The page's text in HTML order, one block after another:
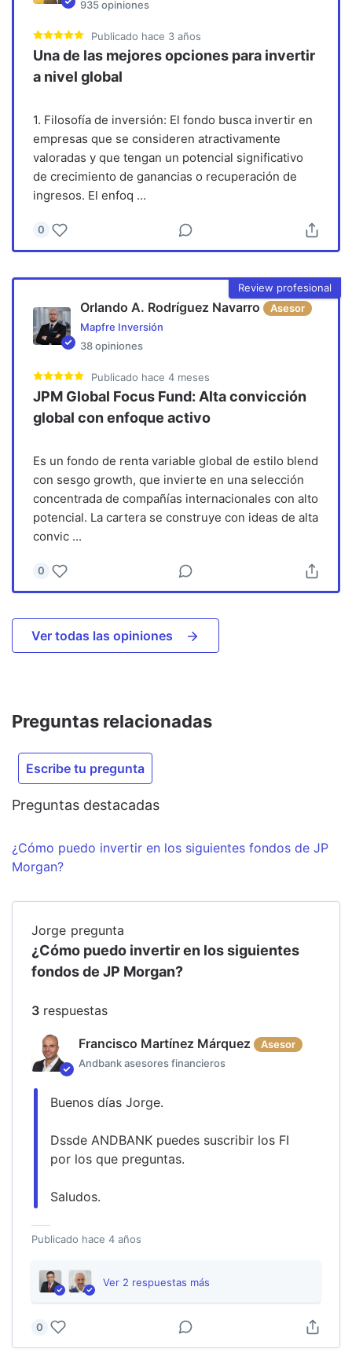
935 opiniones
Publicado hace 3 años
Una de las mejores opciones para invertir
a nivel global
1. Filosofía de inversión: El fondo busca invertir en
empresas que se consideren atractivamente
valoradas y que tengan un potencial significativo
de crecimiento de ganancias o recuperación de
ingresos. El enfoq ...
0
Review profesional
Orlando A. Rodríguez Navarro
Asesor
Mapfre Inversión
38 opiniones
Publicado hace 4 meses
JPM Global Focus Fund: Alta convicción
global con enfoque activo
Es un fondo de renta variable global de estilo blend
con sesgo growth, que invierte en una selección
concentrada de compañías internacionales con alto
potencial. La cartera se construye con ideas de alta
convic...
0
Ver todas las opiniones
Preguntas relacionadas
Escribe tu pregunta
Preguntas destacadas
¿Cómo puedo invertir en los siguientes fondos de JP
Morgan?
Jorge pregunta
¿Cómo puedo invertir en los siguientes
fondos de JP Morgan?
3 respuestas
Francisco Martínez Márquez
Asesor
Andbank asesores financieros
Buenos días Jorge.
Dssde ANDBANK puedes suscribir los FI
por los que preguntas.
Saludos.
Publicado hace 4 años
Ver 2 respuestas más
0